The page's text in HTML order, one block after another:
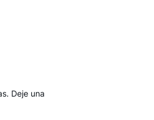
Deje una